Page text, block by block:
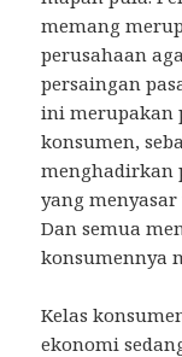
memang
perusahaan
persaingan
ini merupakan
konsumen,
menghadirkan
yang
Dan semua
konsumennya
Kelas
ekonomi